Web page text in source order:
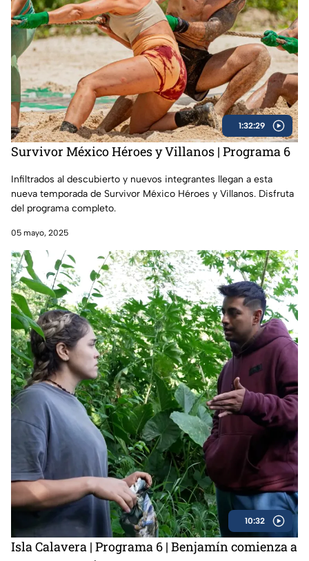
1:32:29
Survivor México Héroes y Villanos | Programa 6
Infiltrados al descubierto y nuevos integrantes llegan a esta
nueva temporada de Survivor México Héroes y Villanos. Disfruta
del programa completo.
05 mayo, 2025
10:32
Isla Calavera | Programa 6 | Benjamín comienza a